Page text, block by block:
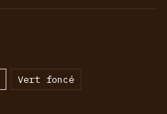
Vert foncé